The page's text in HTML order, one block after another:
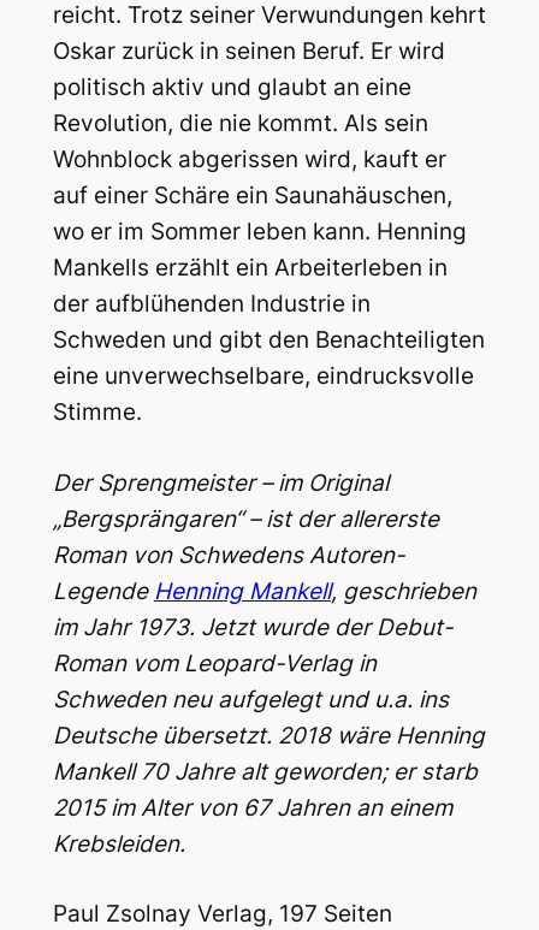
reicht. Trotz seiner Verwundungen kehrt
Oskar zurück in seinen Beruf. Er wird
politisch aktiv und glaubt an eine
Revolution, die nie kommt. Als sein
Wohnblock abgerissen wird, kauft er
auf einer Schäre ein Saunahäuschen,
wo er im Sommer leben kann. Henning
Mankells erzählt ein Arbeiterleben in
der aufblühenden Industrie in
Schweden und gibt den Benachteiligten
eine unverwechselbare, eindrucksvolle
Stimme.
Der Sprengmeister – im Original
„Bergsprängaren“ – ist der allererste
Roman von Schwedens Autoren-
Legende Henning Mankell, geschrieben
im Jahr 1973. Jetzt wurde der Debut-
Roman vom Leopard-Verlag in
Schweden neu aufgelegt und u.a. ins
Deutsche übersetzt. 2018 wäre Henning
Mankell 70 Jahre alt geworden; er starb
2015 im Alter von 67 Jahren an einem
Krebsleiden.
Paul Zsolnay Verlag, 197 Seiten